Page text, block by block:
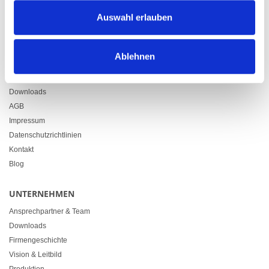
Auswahl erlauben
Ablehnen
Zürcherstrasse 37
LINKS
Downloads
AGB
Impressum
Datenschutzrichtlinien
Kontakt
Blog
UNTERNEHMEN
Ansprechpartner & Team
Downloads
Firmengeschichte
Vision & Leitbild